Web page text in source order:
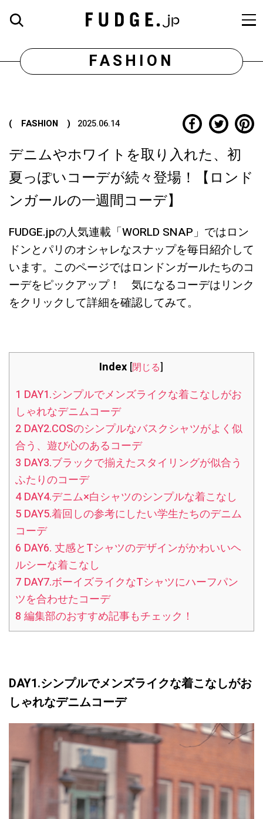
FASHION
( FASHION ) 2025.06.14
デニムやホワイトを取り入れた、初
夏っぽいコーデが続々登場！【ロンド
ンガールの一週間コーデ】
FUDGE.jpの人気連載「WORLD SNAP」ではロン
ドンとパリのオシャレなスナップを毎日紹介して
います。このページではロンドンガールたちのコ
ーデをピックアップ！ 気になるコーデはリンク
をクリックして詳細を確認してみて。
Index [閉じる]
1 DAY1.シンプルでメンズライクな着こなしがお
しゃれなデニムコーデ
2DAY2.COSのシンプルなバスクシャツがよく似
合う、遊び心のあるコーデ
3 DAY3.ブラックで揃えたスタイリングが似合う
ふたりのコーデ
4DAY4.デニム×白シャツのシンプルな着こなし
5DAY5.着回しの参考にしたい学生たちのデニム
コーデ
6 DAY6. 丈感とTシャツのデザインがかわいいヘ
ルシーな着こなし
7DAY7.ボーイズライクなTシャツにハーフパン
ツを合わせたコーデ
8 編集部のおすすめ記事もチェック！
DAY1.シンプルでメンズライクな着こなしがお
しゃれなデニムコーデ